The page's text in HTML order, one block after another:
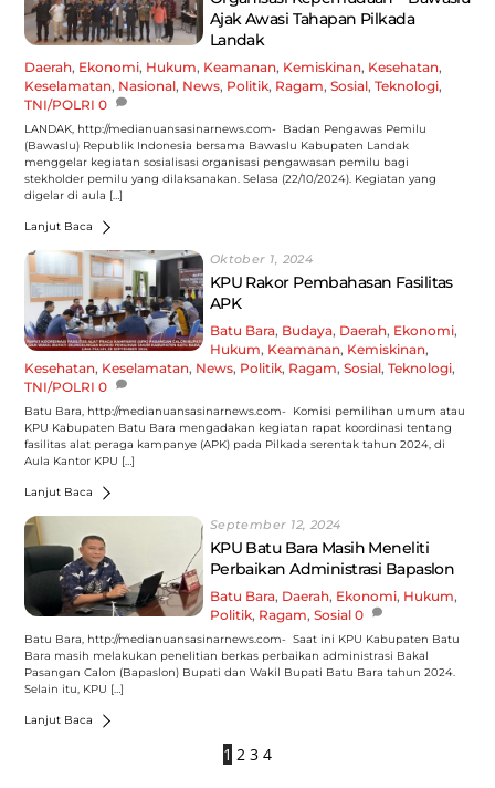
Ajak Awasi Tahapan Pilkada
Landak
Daerah, Ekonomi, Hukum, Keamanan, Kemiskinan, Kesehatan,
Keselamatan, Nasional, News, Politik, Ragam,Sosial,Teknologi,
TNI/POLRI 0
LANDAK, http://medianuansasinarnews.com- Badan Pengawas Pemilu
(Bawaslu) Republik Indonesia bersama Bawaslu Kabupaten Landak
menggelar kegiatan sosialisasi organisasi pengawasan pemilu bagi
stekholder pemilu yang dilaksanakan. Selasa (22/10/2024). Kegiatan yang
digelar di aula […]
Lanjut Baca
Oktober 1, 2024
KPU Rakor Pembahasan Fasilitas
APK
Batu Bara, Budaya, Daerah, Ekonomi,
Hukum, Keamanan, Kemiskinan,
Kesehatan, Keselamatan, News, Politik, Ragam,Sosial,Teknologi,
TNI/POLRI 0
Batu Bara, http://medianuansasinarnews.com- Komisi pemilihan umum atau
KPU Kabupaten Batu Bara mengadakan kegiatan rapat koordinasi tentang
fasilitas alat peraga kampanye (APK) pada Pilkada serentak tahun 2024, di
Aula Kantor KPU […]
Lanjut Baca
September 12, 2024
KPU Batu Bara Masih Meneliti
Perbaikan Administrasi Bapaslon
Batu Bara, Daerah, Ekonomi, Hukum,
Politik, Ragam, Sosial 0
Batu Bara, http://medianuansasinarnews.com- Saat ini KPU Kabupaten Batu
Bara masih melakukan penelitian berkas perbaikan administrasi Bakal
Pasangan Calon (Bapaslon) Bupati dan Wakil Bupati Batu Bara tahun 2024.
Selain itu, KPU […]
Lanjut Baca
1 2 3 4